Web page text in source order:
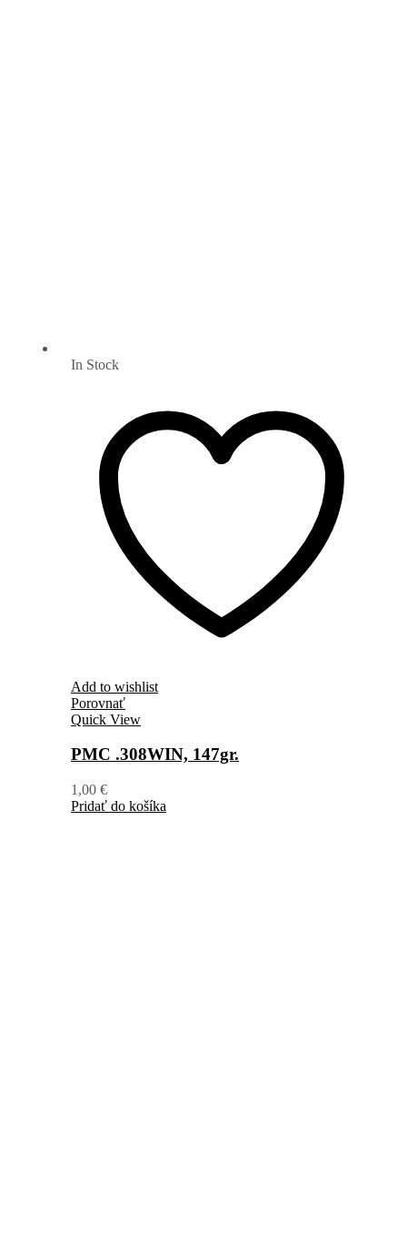
In Stock
Add to wishlist
Porovnať
Quick View
PMC .308WIN, 147gr.
1,00 €
Pridať do košíka